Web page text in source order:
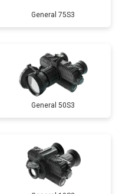
General 75S3
General 50S3